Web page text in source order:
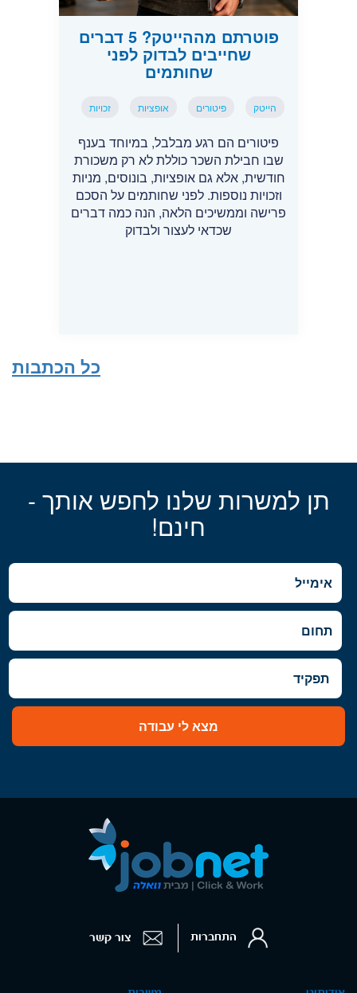
פוטרתם מההייטק? 5 דברים
שחייבים לבדוק לפני
שחותמים
הייטק פיטורים אופציות זכויות
פיטורים הם רגע מבלבל, במיוחד בענף
שבו חבילת השכר כוללת לא רק משכורת
חודשית, אלא גם אופציות, בונוסים, מניות
וזכויות נוספות. לפני שחותמים על הסכם
פרישה וממשיכים הלאה, הנה כמה דברים
שכדאי לעצור ולבדוק
כל הכתבות
תן למשרות שלנו לחפש אותך -
חינם!
מצא לי עבודה